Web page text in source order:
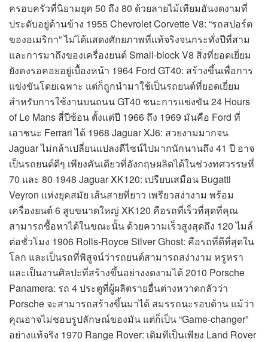
ครอบครัวที่นิยามยุค 50 ถึง 80 ด้วยลายไม้เทียมอันงดงามที่
ประดับอยู่ด้านข้าง 1955 Chevrolet Corvette V8: “รถสปอร์ต
ของอเมริกา” ไม่ได้แสดงศักยภาพที่แท้จริงจนกระทั่งปีที่สาม
และการมาถึงของเครื่องยนต์ Small-block V8 สิ่งที่ยอดเยี่ยม
ยังคงรอคอยอยู่เบื้องหน้า 1964 Ford GT40: สร้างขึ้นเพื่อการ
แข่งขันโดยเฉพาะ แต่ก็ถูกนำมาใช้เป็นรถยนต์ที่ยอดเยี่ยม
สำหรับการใช้งานบนถนน GT40 ชนะการแข่งขัน 24 Hours
of Le Mans สี่ปีซ้อน ตั้งแต่ปี 1966 ถึง 1969 มันคือ Ford ที่
เอาชนะ Ferrari ได้ 1968 Jaguar XJ6: สวยงามมากจน
Jaguar ไม่กล้าเปลี่ยนแปลงดีไซน์ไปมากนักนานถึง 41 ปี อาจ
เป็นรถยนต์ดีๆ เพียงคันเดียวที่อังกฤษผลิตได้ในช่วงทศวรรษที่
70 และ 80 1948 Jaguar XK120: เปรียบเสมือน Bugatti
Veyron แห่งยุคสมัย เส้นสายที่ยาว เพรียวสง่างาม พร้อม
เครื่องยนต์ 6 สูบขนาดใหญ่ XK120 คือรถที่เร็วที่สุดที่คุณ
สามารถซื้อหาได้ในขณะนั้น ด้วยความเร็วสูงสุดถึง 120 ไมล์
ต่อชั่วโมง 1906 Rolls-Royce Silver Ghost: คือรถที่ดีที่สุดใน
โลก และเป็นรถที่พิสูจน์ว่ารถยนต์สามารถสง่างาม หรูหรา
และเป็นงานศิลปะที่สร้างขึ้นอย่างงดงามได้ 2010 Porsche
Panamera: รถ 4 ประตูที่ผู้ผลิตรายอื่นต่างหวาดกลัวว่า
Porsche จะสามารถสร้างขึ้นมาได้ สมรรถนะรอบด้าน แม้ว่า
คุณอาจไม่ชอบรูปลักษณ์ของมัน แต่ก็เป็น “Game-changer”
อย่างแท้จริง 1970 Range Rover: เดิมทีเป็นเพียง Land Rover